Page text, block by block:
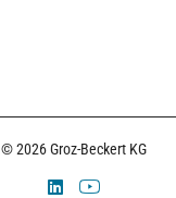
© 2026 Groz-Beckert KG